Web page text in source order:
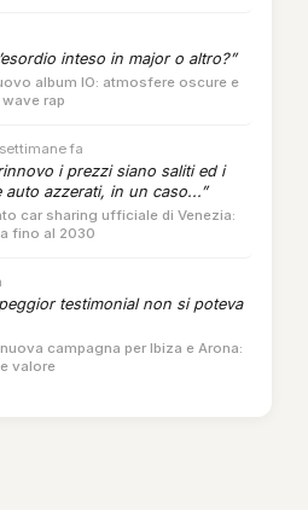
inteso in major o altro?”
album IO: atmosfere oscure e
rap
fa
i prezzi siano saliti ed i
azzerati, in un caso...”
car sharing ufficiale di Venezia:
fino al 2030
testimonial non si poteva
campagna per Ibiza e Arona:
valore